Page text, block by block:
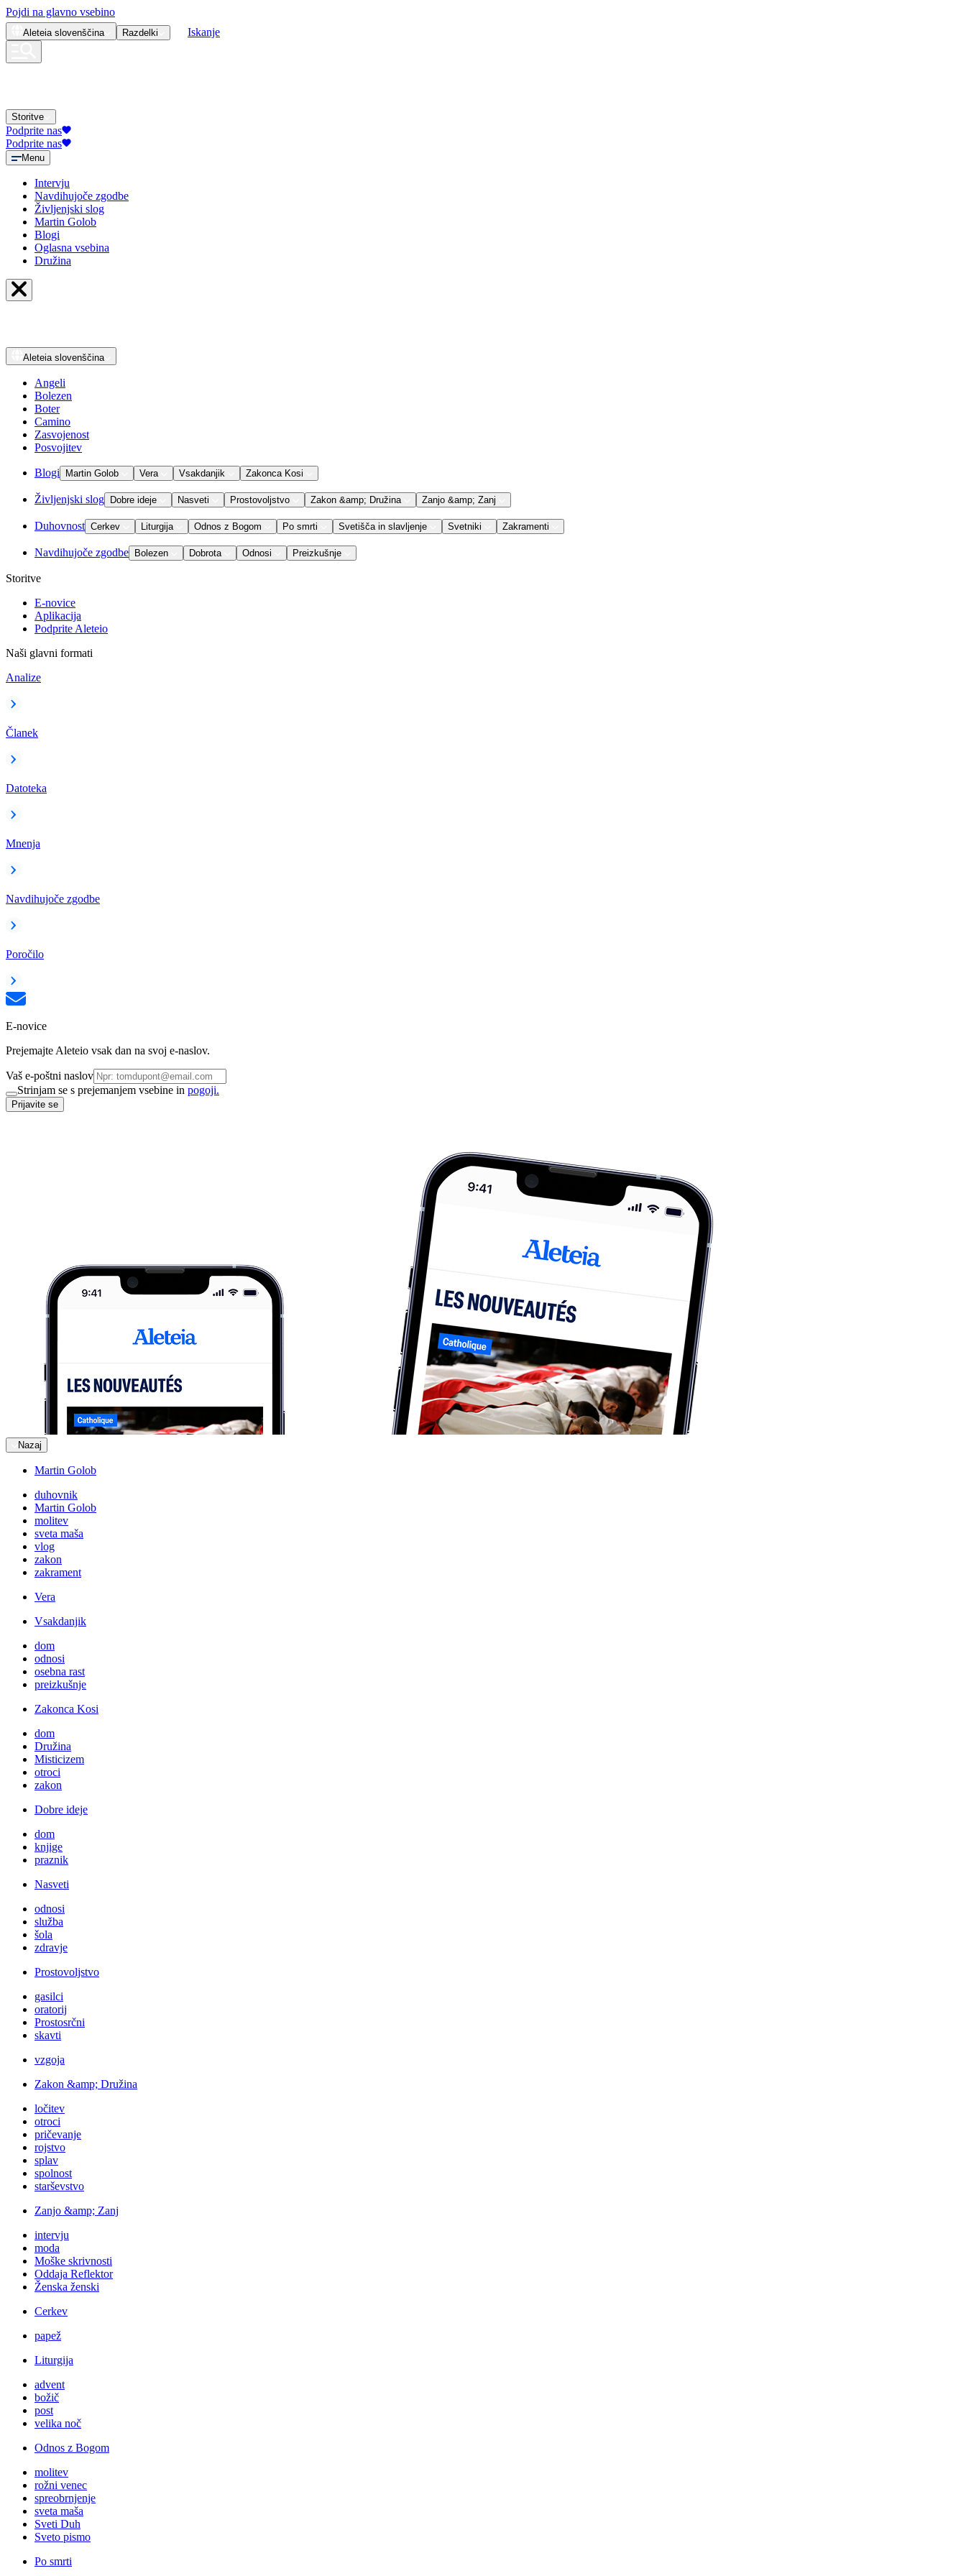
Pojdi na glavno vsebino
Aleteia slovenščina Razdelki Iskanje
Storitve
Podprite nas
Podprite nas
Menu
Intervju
Navdihujoče zgodbe
Življenjski slog
Martin Golob
Blogi
Oglasna vsebina
Družina
Aleteia slovenščina
Angeli
Bolezen
Boter
Camino
Zasvojenost
Posvojitev
Blogi Martin Golob Vera Vsakdanjik Zakonca Kosi
Življenjski slog Dobre ideje Nasveti Prostovoljstvo Zakon &amp; Družina Zanjo &amp; Zanj
Duhovnost Cerkev Liturgija Odnos z Bogom Po smrti Svetišča in slavljenje Svetniki Zakramenti
Navdihujoče zgodbe Bolezen Dobrota Odnosi Preizkušnje
Storitve
E-novice
Aplikacija
Podprite Aleteio
Naši glavni formati
Analize
Članek
Datoteka
Mnenja
Navdihujoče zgodbe
Poročilo
E-novice
Prejemajte Aleteio vsak dan na svoj e-naslov.
Vaš e-poštni naslov
Strinjam se s prejemanjem vsebine in pogoji.
Prijavite se
Nazaj
Martin Golob
duhovnik
Martin Golob
molitev
sveta maša
vlog
zakon
zakrament
Vera
Vsakdanjik
dom
odnosi
osebna rast
preizkušnje
Zakonca Kosi
dom
Družina
Misticizem
otroci
zakon
Dobre ideje
dom
knjige
praznik
Nasveti
odnosi
služba
šola
zdravje
Prostovoljstvo
gasilci
oratorij
Prostosrčni
skavti
vzgoja
Zakon &amp; Družina
ločitev
otroci
pričevanje
rojstvo
splav
spolnost
starševstvo
Zanjo &amp; Zanj
intervju
moda
Moške skrivnosti
Oddaja Reflektor
Ženska ženski
Cerkev
papež
Liturgija
advent
božič
post
velika noč
Odnos z Bogom
molitev
rožni venec
spreobrnjenje
sveta maša
Sveti Duh
Sveto pismo
Po smrti